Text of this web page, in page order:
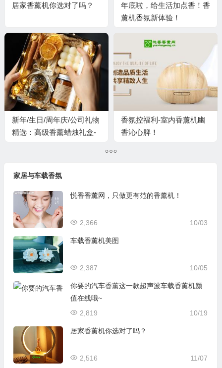
居家香薰机你选对了吗？
年底啦，给生活加点香！香
薰机香氛新体验！
新年/生日/周年庆/公司礼物
精选：高级香薰蜡烛礼盒-
香氛控福利-室内香薰机幽
香沁心脾！
家居与车载香氛
悦香香薰网，只做更有范的香薰机！
10/03
2,366
车载香薰机美图
10/05
2,387
你要的汽车香薰这一款超声波车载香薰机颜
值在线哦~
10/19
2,819
居家香薰机你选对了吗？
11/07
2,516